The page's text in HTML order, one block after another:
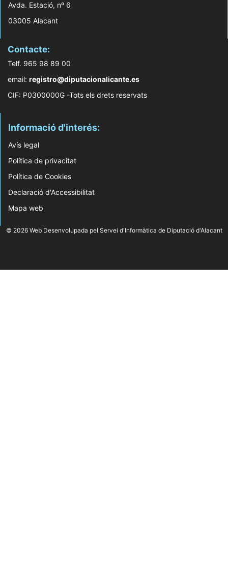
Avda. Estació, nº 6
03005 Alacant
Contacte:
Telf. 965 98 89 00
email: registro@diputacionalicante.es
CIF: P0300000G -Tots els drets reservats
Informació d'interés:
Avís legal
Política de privacitat
Política de Cookies
Declaració d'Accessibilitat
Mapa web
© 2026 Web Desenvolupada pel Servei d'Informàtica de Diputació d'Alacant